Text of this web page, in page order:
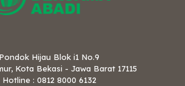
Pondok Hijau Blok i1 No.9
Kota Bekasi - Jawa Barat 17115
Hotline : 0812 8000 6132